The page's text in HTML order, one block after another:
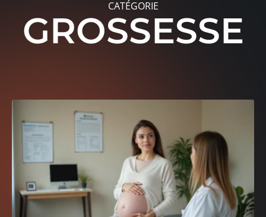
CATÉGORIE
GROSSESSE